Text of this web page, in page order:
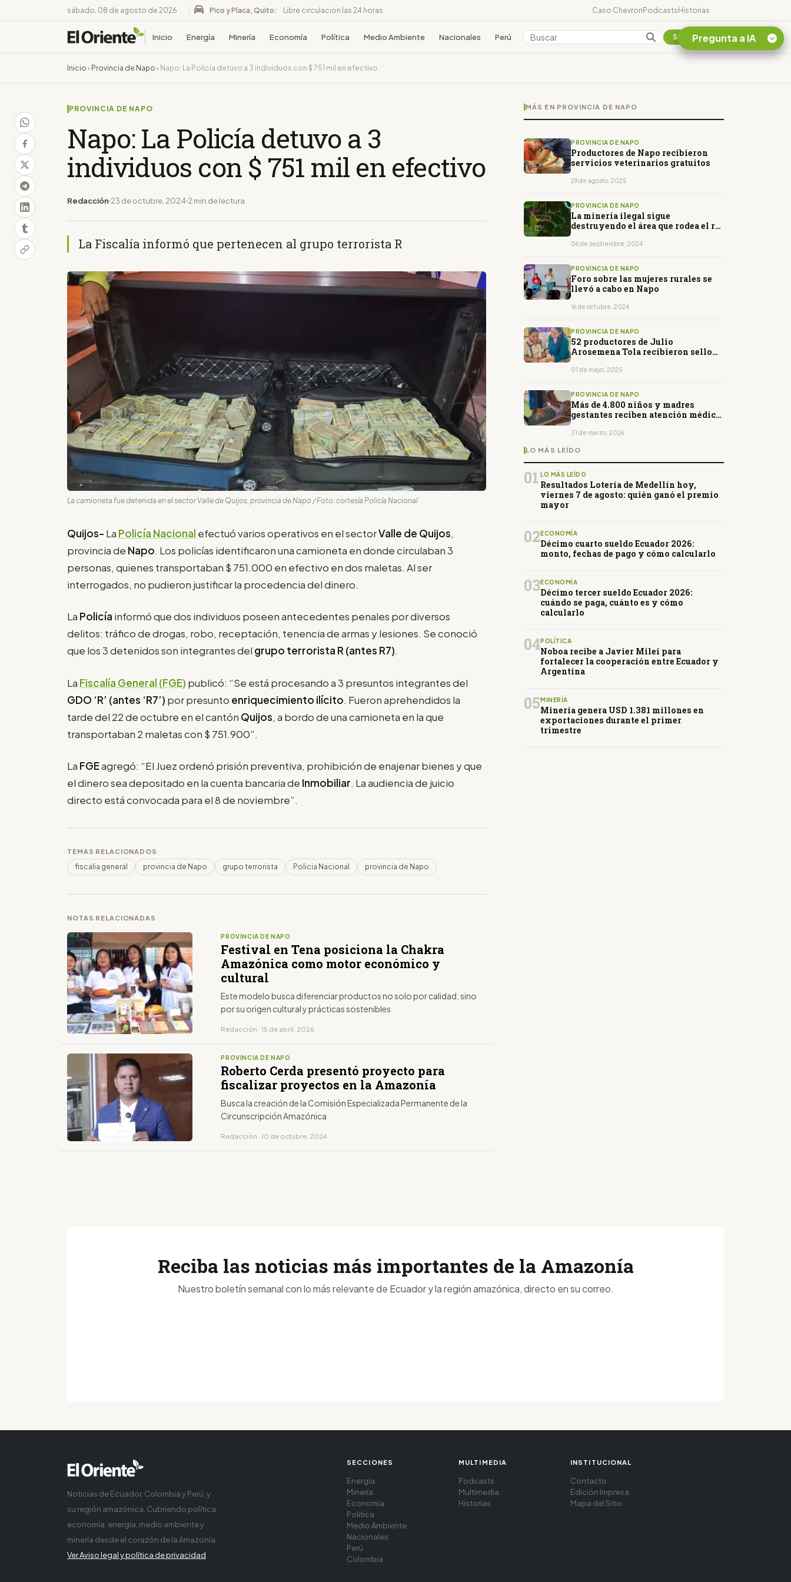
sábado, 08 de agosto de 2026 Pico y Placa, Quito: Libre circulacion las 24 horas Caso ChevronPodcastsHistorias
Inicio Energía Minería Economía Política Medio Ambiente Nacionales Perú Colombia Suscribirse
Inicio › Provincia de Napo › Napo: La Policía detuvo a 3 individuos con $ 751 mil en efectivo
PROVINCIA DE NAPO
Napo: La Policía detuvo a 3
individuos con $ 751 mil en efectivo
Redacción 23 de octubre, 2024 2 min de lectura
La Fiscalía informó que pertenecen al grupo terrorista R
La camioneta fue detenida en el sector Valle de Quijos, provincia de Napo / Foto: cortesía Policía Nacional
Quijos- La Policía Nacional efectuó varios operativos en el sectorValle de Quijos,
provincia de Napo. Los policías identificaron una camioneta en donde circulaban 3
personas, quienes transportaban $ 751.000 en efectivo en dos maletas. Al ser
interrogados, no pudieron justificar la procedencia del dinero.
La Policía informó que dos individuos poseen antecedentes penales por diversos
delitos: tráfico de drogas, robo, receptación, tenencia de armas y lesiones. Se conoció
que los 3 detenidos son integrantes del grupo terrorista R (antes R7).
La Fiscalía General (FGE) publicó: “Se está procesando a 3 presuntos integrantes del
GDO ‘R’ (antes ‘R7’) por presunto enriquecimiento ilícito. Fueron aprehendidos la
tarde del 22 de octubre en el cantón Quijos, a bordo de una camioneta en la que
transportaban 2 maletas con $ 751.900”.
La FGEagregó: “El Juez ordenó prisión preventiva, prohibición de enajenar bienes y que
el dinero sea depositado en la cuenta bancaria de Inmobiliar. La audiencia de juicio
directo está convocada para el 8 de noviembre”.
TEMAS RELACIONADOS
fiscalia general provincia de Napo grupo terrorista Policia Nacional provincia de Napo
NOTAS RELACIONADAS
PROVINCIA DE NAPO
Festival en Tena posiciona la Chakra
Amazónica como motor económico y
cultural
Este modelo busca diferenciar productos no solo por calidad, sino
por su origen cultural y prácticas sostenibles
Redacción · 15 de abril, 2026
PROVINCIA DE NAPO
Roberto Cerda presentó proyecto para
fiscalizar proyectos en la Amazonía
Busca la creación de la Comisión Especializada Permanente de la
Circunscripción Amazónica
Redacción · 10 de octubre, 2024
MÁS EN PROVINCIA DE NAPO
PROVINCIA DE NAPO
Productores de Napo recibieron
servicios veterinarios gratuitos
29 de agosto, 2025
PROVINCIA DE NAPO
La minería ilegal sigue
destruyendo el área que rodea el río
06 de septiembre, 2024
PROVINCIA DE NAPO
Foro sobre las mujeres rurales se
llevó a cabo en Napo
16 de octubre, 2024
PROVINCIA DE NAPO
52 productores de Julio
Arosemena Tola recibieron sello
01 de mayo, 2025
PROVINCIA DE NAPO
Más de 4.800 niños y madres
gestantes reciben atención médica
31 de marzo, 2026
LO MÁS LEÍDO
01 LO MÁS LEÍDO
Resultados Lotería de Medellín hoy,
viernes 7 de agosto: quién ganó el premio
mayor
02 ECONOMÍA
Décimo cuarto sueldo Ecuador 2026:
monto, fechas de pago y cómo calcularlo
03ECONOMÍA
Décimo tercer sueldo Ecuador 2026:
cuándo se paga, cuánto es y cómo
calcularlo
04POLÍTICA
Noboa recibe a Javier Milei para
fortalecer la cooperación entre Ecuador y
Argentina
05 MINERÍA
Minería genera USD 1.381 millones en
exportaciones durante el primer
trimestre
Pregunta a IA
¿En que consiste la
Reciba las noticias más importantes de la Amazonía
Nuestro boletín semanal con lo más relevante de Ecuador y la región amazónica, directo en su correo.
Noticias de Ecuador, Colombia y Perú, y
su región amazónica. Cubriendo política,
economía, energía, medio ambiente y
minería desde el corazón de la Amazonía
Ver Aviso legal y política de privacidad
SECCIONES
Energía
Minería
Economía
Política
Medio Ambiente
Nacionales
Perú
Colombia
MULTIMEDIA
Podcasts
Multimedia
Historias
INSTITUCIONAL
Contacto
Edición Impresa
Mapa del Sitio